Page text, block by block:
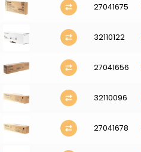
27041675
32110122
27041656
32110096
27041678